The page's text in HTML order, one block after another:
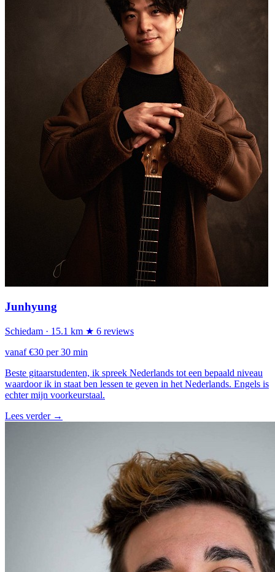
Junhyung
Schiedam · 15.1 km ★ 6 reviews
vanaf €30 per 30 min
Beste gitaarstudenten, ik spreek Nederlands tot een bepaald niveau
waardoor ik in staat ben lessen te geven in het Nederlands. Engels is
echter mijn voorkeurstaal.
Lees verder →